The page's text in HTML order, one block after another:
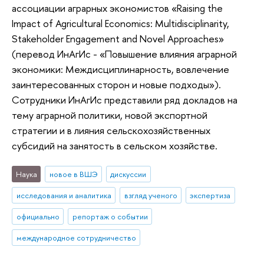
ассоциации аграрных экономистов «Raising the
Impact of Agricultural Economics: Multidisciplinarity,
Stakeholder Engagement and Novel Approaches»
(перевод ИнАгИс - «Повышение влияния аграрной
экономики: Междисциплинарность, вовлечение
заинтересованных сторон и новые подходы»).
Сотрудники ИнАгИс представили ряд докладов на
тему аграрной политики, новой экспортной
стратегии и в лияния сельскохозяйственных
субсидий на занятость в сельском хозяйстве.
Наука новое в ВШЭ
дискуссии
исследования и аналитика
взгляд ученого
экспертиза
официально
репортаж о событии
международное сотрудничество